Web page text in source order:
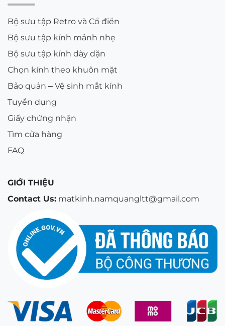
Bộ sưu tập Retro và Cổ điển
Bộ sưu tập kính mảnh nhẹ
Bộ sưu tập kính dày dặn
Chọn kính theo khuôn mặt
Bảo quản – Vệ sinh mắt kính
Tuyển dụng
Giấy chứng nhận
Tìm cửa hàng
FAQ
GIỚI THIỆU
Contact Us: matkinh.namquangltt@gmail.com